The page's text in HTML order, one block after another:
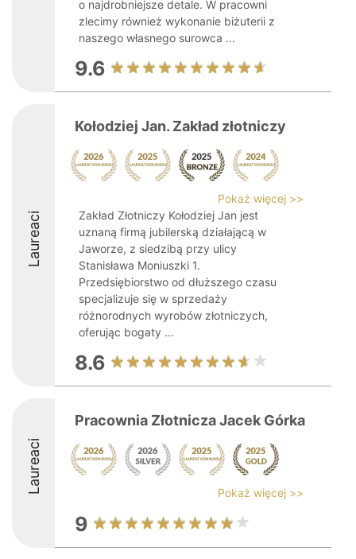
o najdrobniejsze detale. W pracowni
zlecimy również wykonanie biżuterii z
naszego własnego surowca ...
9.6
Laureaci
Kołodziej Jan. Zakład złotniczy
Pokaż więcej >>
Zakład Złotniczy Kołodziej Jan jest
uznaną firmą jubilerską działającą w
Jaworze, z siedzibą przy ulicy
Stanisława Moniuszki 1.
Przedsiębiorstwo od dłuższego czasu
specjalizuje się w sprzedaży
różnorodnych wyrobów złotniczych,
oferując bogaty ...
8.6
Laureaci
Pracownia Złotnicza Jacek Górka
Pokaż więcej >>
9